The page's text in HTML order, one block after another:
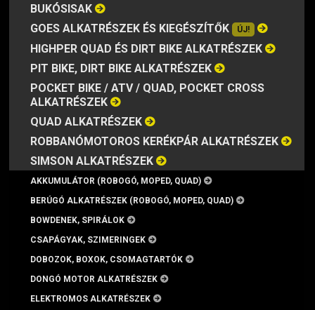
ROBOGÓ
E-KERÉKPÁR
UTÁNFUTÓ
FELNYITHATÓ BUKÓSISAK
CROSS BUKÓSISAK
SZEMÜVEGEK, MASZKOK
BUKÓSISAK
GOES ALKATRÉSZEK ÉS KIEGÉSZÍTŐK
ÚJ!
HIGHPER QUAD ÉS DIRT BIKE ALKATRÉSZEK
PIT BIKE, DIRT BIKE ALKATRÉSZEK
POCKET BIKE / ATV / QUAD, POCKET CROSS
ALKATRÉSZEK
QUAD ALKATRÉSZEK
ROBBANÓMOTOROS KERÉKPÁR ALKATRÉSZEK
SIMSON ALKATRÉSZEK
AKKUMULÁTOR (ROBOGÓ, MOPED, QUAD)
BERÚGÓ ALKATRÉSZEK (ROBOGÓ, MOPED, QUAD)
BOWDENEK, SPIRÁLOK
CSAPÁGYAK, SZIMERINGEK
DOBOZOK, BOXOK, CSOMAGTARTÓK
DONGÓ MOTOR ALKATRÉSZEK
ELEKTROMOS ALKATRÉSZEK